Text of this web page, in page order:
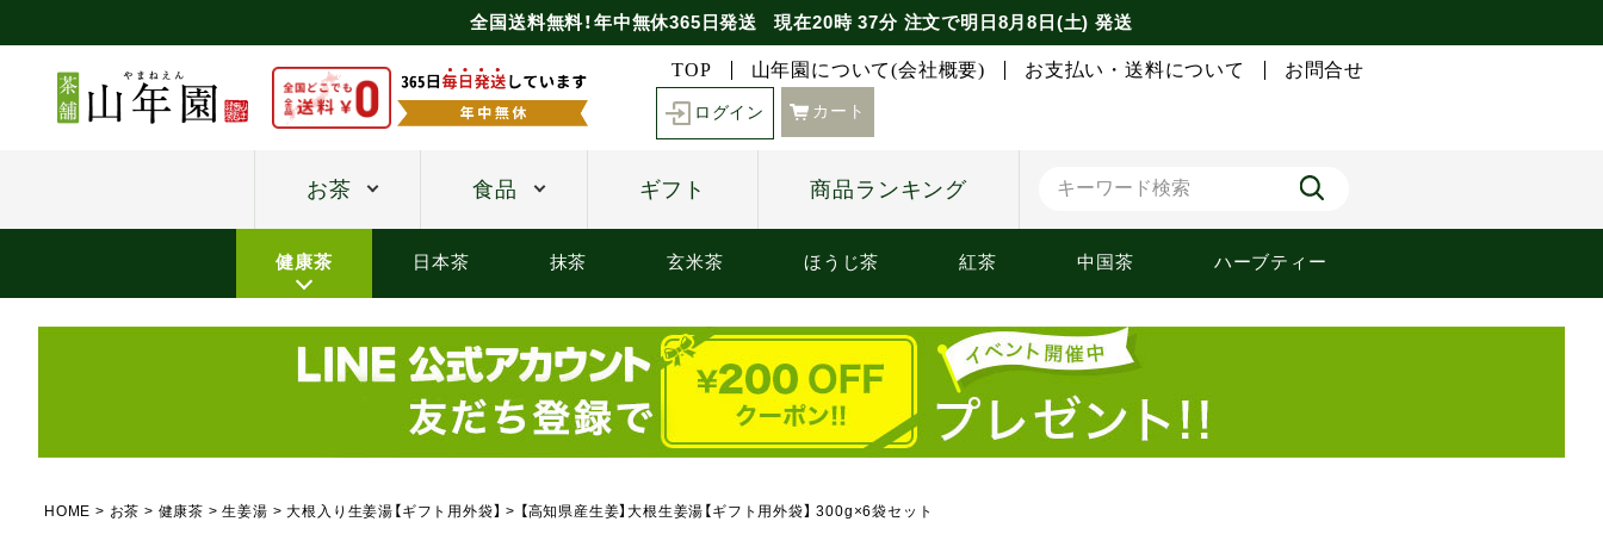
全国送料無料！年中無休365日発送 現在20時 37分注文で明日8月8日(土) 発送
TOP 山年園について(会社概要) お支払い・送料について お問合せ
ログイン カート
お茶 食品 ギフト 商品ランキング
健康茶 日本茶 抹茶 玄米茶 ほうじ茶 紅茶 中国茶 ハーブティー
HOME お茶 健康茶 生姜湯 大根入り生姜湯【ギフト用外袋】 【高知県産生姜】大根生姜湯【ギフト用外袋】 300g×6袋セット